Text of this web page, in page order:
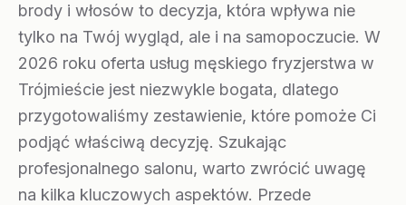
brody i włosów to decyzja, która wpływa nie
tylko na Twój wygląd, ale i na samopoczucie. W
2026 roku oferta usług męskiego fryzjerstwa w
Trójmieście jest niezwykle bogata, dlatego
przygotowaliśmy zestawienie, które pomoże Ci
podjąć właściwą decyzję. Szukając
profesjonalnego salonu, warto zwrócić uwagę
na kilka kluczowych aspektów. Przede